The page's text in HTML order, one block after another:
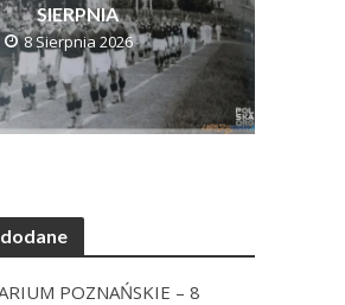
SIERPNIA
8 Sierpnia 2026
POZNAŃSKIE – 8